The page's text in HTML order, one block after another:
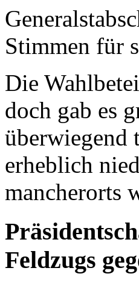
Stimmen für
Die
doch gab es
überwiegend
erheblich
mancherorts
Feldzugs